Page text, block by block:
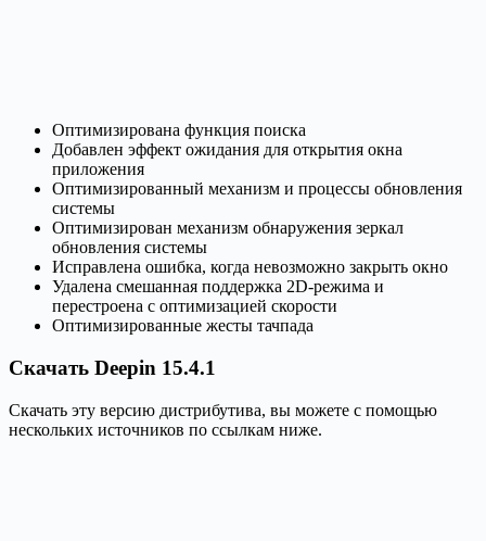
Оптимизирована функция поиска
Добавлен эффект ожидания для открытия окна
приложения
Оптимизированный механизм и процессы обновления
системы
Оптимизирован механизм обнаружения зеркал
обновления системы
Исправлена ошибка, когда невозможно закрыть окно
Удалена смешанная поддержка 2D-режима и
перестроена с оптимизацией скорости
Оптимизированные жесты тачпада
Скачать Deepin 15.4.1
Скачать эту версию дистрибутива, вы можете с помощью
нескольких источников по ссылкам ниже.